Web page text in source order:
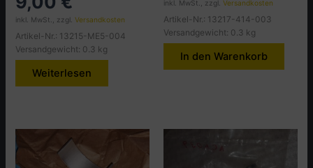
inkl. MwSt., zzgl.Versandkosten
Artikel-Nr.: 13215-ME5-004
Versandgewicht: 0.3 kg
Weiterlesen
inkl. MwSt., zzgl. Versandkosten
Artikel-Nr.: 13217-414-003
Versandgewicht: 0.3 kg
In den Warenkorb